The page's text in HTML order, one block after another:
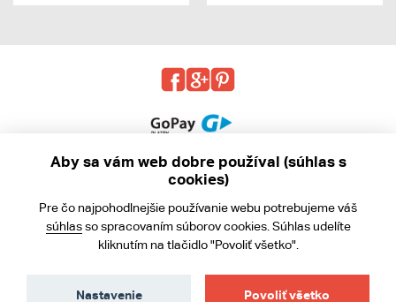
Obchodné podmienky
Ochrana osobných údajov
Aby sa vám web dobre používal (súhlas s
cookies)
Pre čo najpohodlnejšie používanie webu potrebujeme váš
súhlasso spracovaním súborov cookies. Súhlas udelíte
kliknutím na tlačidlo "Povoliť všetko".
Povoliť všetko
Nastavenie